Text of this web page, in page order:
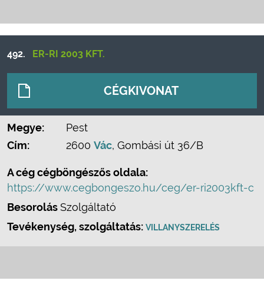
492. ER-RI 2003 KFT.
CÉGKIVONAT
Megye:
Pest
Cím:
2600 Vác, Gombási út 36/B
A cég cégböngészős oldala:
https://www.cegbongeszo.hu/ceg/er-ri2003kft-c
BesorolásSzolgáltató
Tevékenység, szolgáltatás: VILLANYSZERELÉS